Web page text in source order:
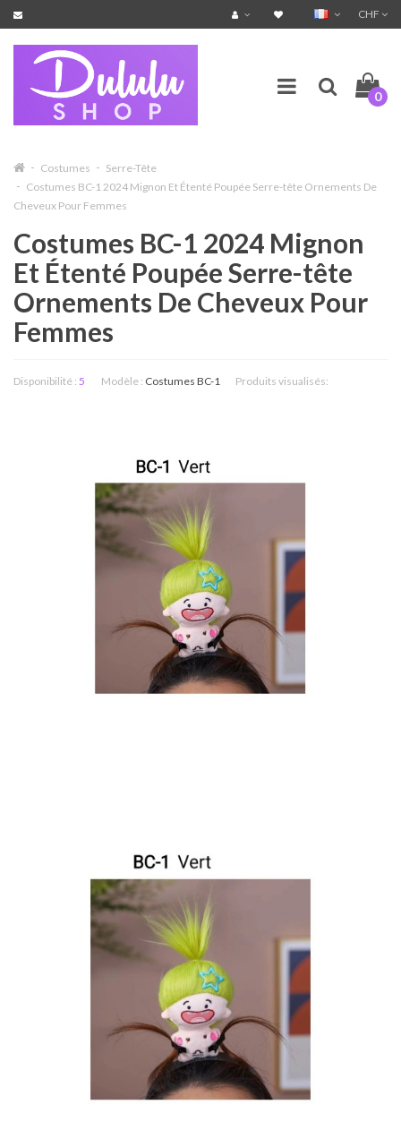
CHF
0
Costumes
Serre-Tête
Costumes BC-1 2024 Mignon Et Étenté Poupée Serre-tête Ornements De
Cheveux Pour Femmes
Costumes BC-1 2024 Mignon
Et Étenté Poupée Serre-tête
Ornements De Cheveux Pour
Femmes
Disponibilité : 5 Modèle : Costumes BC-1 Produits visualisés: